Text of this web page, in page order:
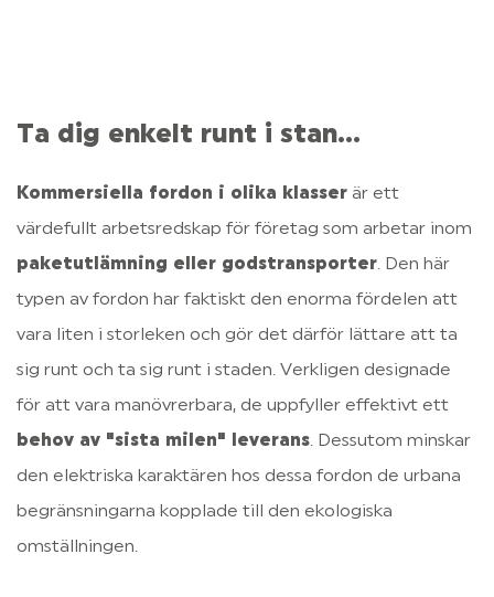
Ta dig enkelt runt i stan...
Kommersiella fordon i olika klasser är ett
paketutlämning eller godstransporter. Den här
typen av fordon har faktiskt den enorma fördelen att
vara liten i storleken och gör det därför lättare att ta
sig runt och ta sig runt i staden. Verkligen designade
behov av "sista milen" leverans. Dessutom minskar
den elektriska karaktären hos dessa fordon de urbana
begränsningarna kopplade till den ekologiska
omställningen.